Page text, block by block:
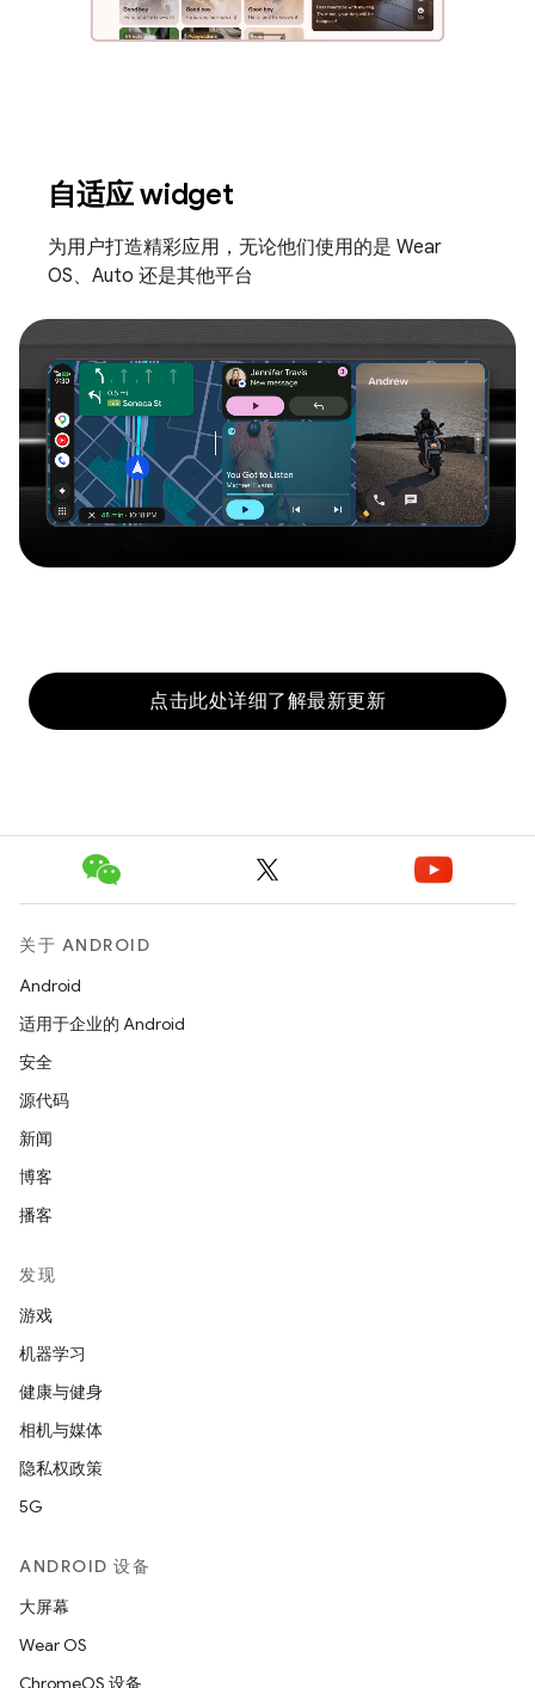
自适应 widget
为用户打造精彩应用，无论他们使用的是 Wear
OS、Auto 还是其他平台
点击此处详细了解最新更新
关于 ANDROID
Android
适用于企业的 Android
安全
源代码
新闻
博客
播客
发现
游戏
机器学习
健康与健身
相机与媒体
隐私权政策
5G
ANDROID 设备
大屏幕
Wear OS
ChromeOS 设备